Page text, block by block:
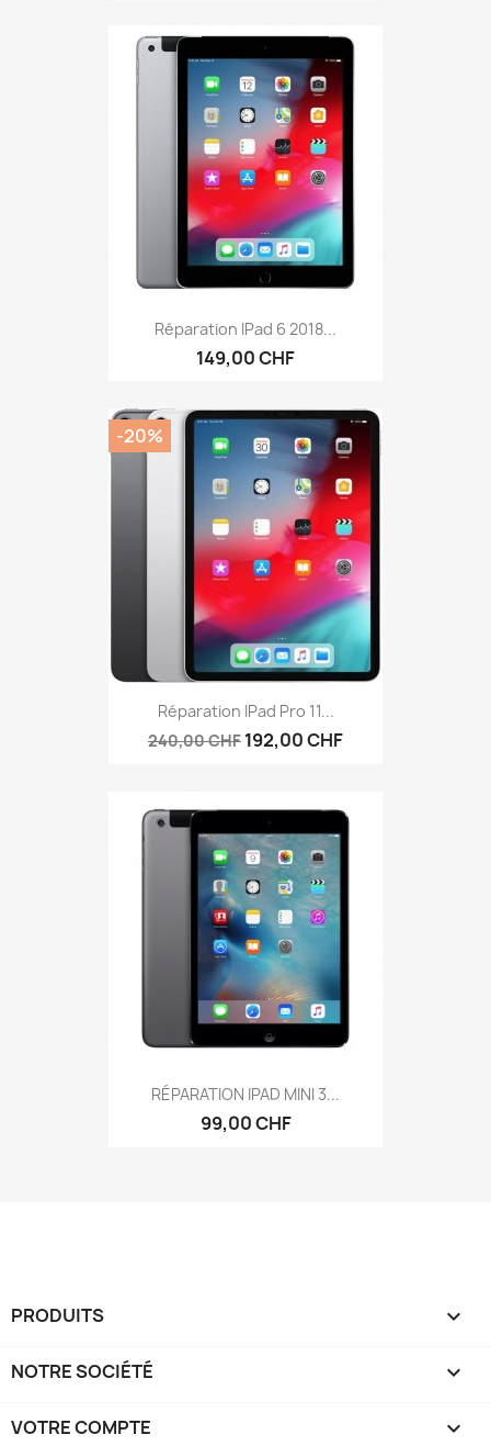
Réparation IPad 6 2018...
149,00 CHF
Réparation IPad Pro 11...
240,00 CHF 192,00 CHF
-20%
RÉPARATION IPAD MINI 3...
99,00 CHF
PRODUITS 
NOTRE SOCIÉTÉ 
VOTRE COMPTE 